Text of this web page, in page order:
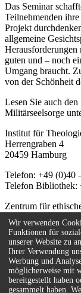
Das Seminar
Teilnehmenden
Projekt
allgemeine
Herausforderungen
guten und – noch
Umgang braucht.
von der Schönheit
Lesen Sie auch
Militärseelsorge
Institut für
Herrengraben 4
20459 Hamburg
Telefon: +49 (0)40
Telefon Bibliothek:
Zentrum für
20459 Hamburg
Telefon: +49 (0)40
E-Mail:
Kontakt
Impressum
Wir verwenden
Funktionen für
unserer Website zu
Ihrer Verwendung
Werbung und
möglicherweise mit
bereitgestellt haben
gesammelt haben.